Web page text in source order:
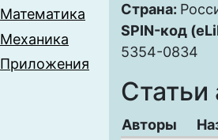
Математика
Механика
Приложения
Страна:
SPIN-код
5354-0834
Статьи
Авторы